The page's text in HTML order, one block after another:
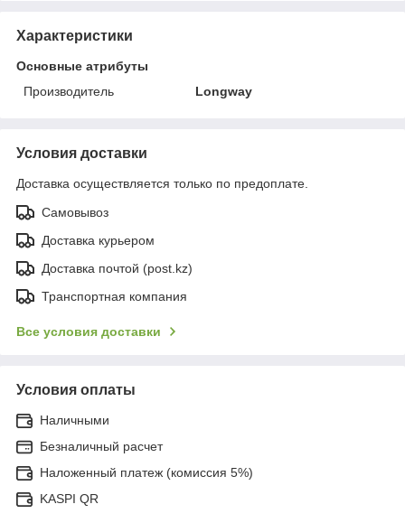
Характеристики
Основные атрибуты
Производитель
Longway
Условия доставки
Доставка осуществляется только по предоплате.
Самовывоз
Доставка курьером
Доставка почтой (post.kz)
Транспортная компания
Все условия доставки
Условия оплаты
Наличными
Безналичный расчет
Наложенный платеж (комиссия 5%)
KASPI QR